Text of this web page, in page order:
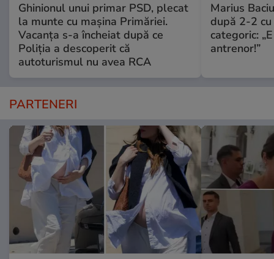
Ghinionul unui primar PSD, plecat
la munte cu mașina Primăriei.
Vacanța s-a încheiat după ce
Poliția a descoperit că
autoturismul nu avea RCA
Marius
după 2-2 cu
categoric:
antrenor!”
PARTENERI